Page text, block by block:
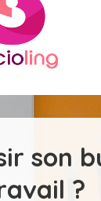
son
?